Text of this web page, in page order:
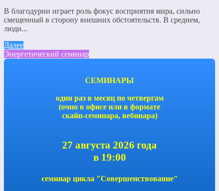
В благодурии играет роль фокус восприятия мира, сильно
смещенный в сторону внешних обстоятельств. В среднем,
люди...
Далее
Энергетический семинар
СЕМИНАРЫ
один раз в месяц по четвергам
(очно в офисе или в формате
скайп-семинара, вебинара)
27 августа 2026 года
в 19:00
семинар цикла "Совершенствование"